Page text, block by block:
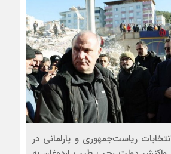
رياست‌جمهوری و پارلمانی در